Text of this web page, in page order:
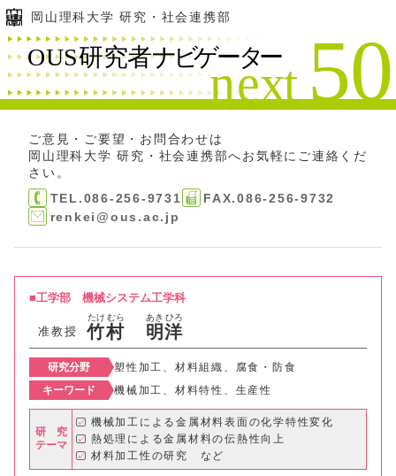
岡山理科大学 研究・社会連携部
ご意見・ご要望・お問合わせは
岡山理科大学 研究・社会連携部へお気軽にご連絡くだ
さい。
TEL.086-256-9731
FAX.086-256-9732
renkei@ous.ac.jp
工学部 機械システム工学科
准教授 竹
たけ
村
むら
明
あき
洋
ひろ
研究分野
塑性加工、材料組織、腐食・防食
キーワード
機械加工、材料特性、生産性
研 究
テーマ
機械加工による金属材料表面の化学特性変化
熱処理による金属材料の伝熱性向上
材料加工性の研究 など